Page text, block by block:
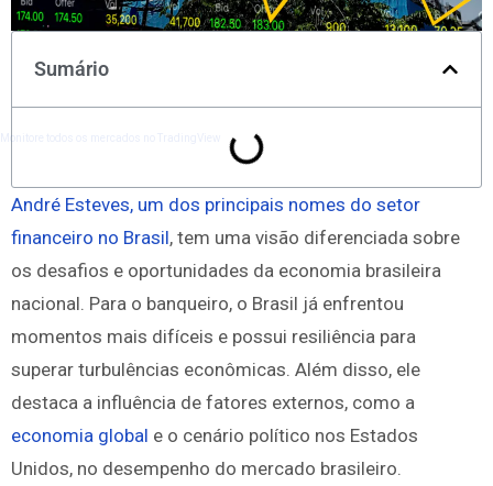
Sumário
André Esteves, um dos principais nomes do setor
financeiro no Brasil, tem uma visão diferenciada sobre
os desafios e oportunidades da economia brasileira
nacional. Para o banqueiro, o Brasil já enfrentou
momentos mais difíceis e possui resiliência para
superar turbulências econômicas. Além disso, ele
destaca a influência de fatores externos, como a
economia global e o cenário político nos Estados
Unidos, no desempenho do mercado brasileiro.